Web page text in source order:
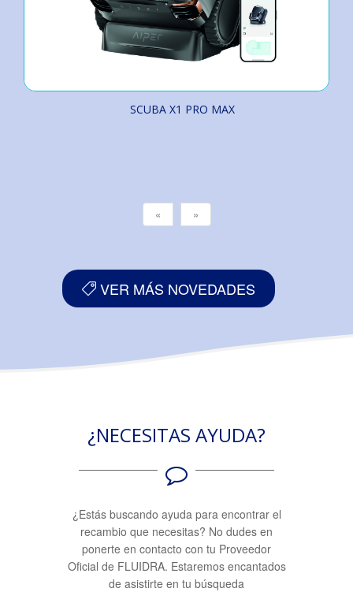
SCUBA X1 PRO MAX
« »
VER MÁS NOVEDADES
¿NECESITAS AYUDA?
¿Estás buscando ayuda para encontrar el
recambio que necesitas? No dudes en
ponerte en contacto con tu Proveedor
Oficial de FLUIDRA. Estaremos encantados
de asistirte en tu búsqueda